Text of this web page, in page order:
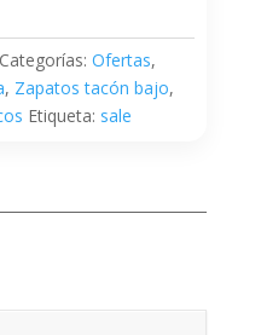
Categorías: Ofertas,
, Zapatos tacón bajo,
Etiqueta: sale